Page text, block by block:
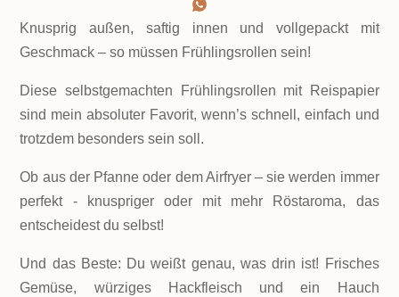
Knusprig außen, saftig innen und vollgepackt mit
Geschmack – so müssen Frühlingsrollen sein!
Diese selbstgemachten Frühlingsrollen mit Reispapier
sind mein absoluter Favorit, wenn’s schnell, einfach und
trotzdem besonders sein soll.
Ob aus der Pfanne oder dem Airfryer – sie werden immer
perfekt - knuspriger oder mit mehr Röstaroma, das
entscheidest du selbst!
Und das Beste: Du weißt genau, was drin ist! Frisches
Gemüse, würziges Hackfleisch und ein Hauch